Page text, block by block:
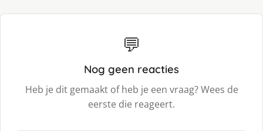
💬
Nog geen reacties
Heb je dit gemaakt of heb je een vraag? Wees de
eerste die reageert.